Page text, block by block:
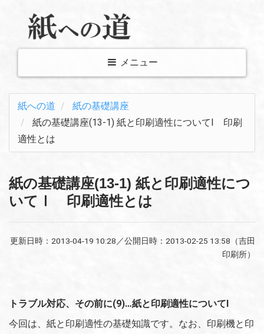
メ
ニ
ュ
ー
表
り
替
え
メニュー
紙への道
紙の基礎講座
紙の基礎講座(13-1) 紙と印刷適性についてⅠ 印刷
適性とは
紙の基礎講座(13-1) 紙と印刷適性につ
いてⅠ 印刷適性とは
更新日時： 2013-04-19 10:28 ／公開日時： 2013-02-25 13:58 （吉田
印刷所）
トラブル対応、その前に(9)…紙と印刷適性についてⅠ
今回は、紙と印刷適性の基礎知識です。なお、印刷機と印